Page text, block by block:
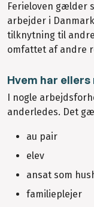
Ferieloven gælder
arbejder i
tilknytning til
omfattet af andre
Hvem har
I nogle
anderledes. Det
au pair
elev
ansat som
familieplejer